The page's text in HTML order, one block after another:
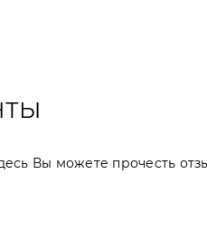
Вы можете прочесть